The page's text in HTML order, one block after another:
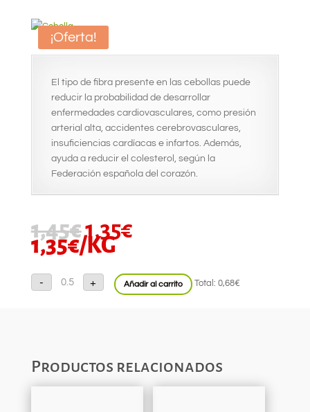
¡Oferta!
El tipo de fibra presente en las cebollas puede
reducir la probabilidad de desarrollar
enfermedades cardiovasculares, como presión
arterial alta, accidentes cerebrovasculares,
insuficiencias cardíacas e infartos. Además,
ayuda a reducir el colesterol, según la
Federación española del corazón.
1,45€EL
PRECIO
ORIGINAL
ERA:
1,45€.
1,35€EL
PRECIO
ES:
1,35€.
1,35€/KG
-
Cebolla
cantidad+ Añadir al carrito Total: 0,68€
Productos relacionados